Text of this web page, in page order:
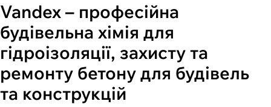
Зв’язатись
Vandex – професійна
будівельна хімія для
гідроізоляції, захисту та
ремонту бетону для будівель
та конструкцій
Заявка прийнята
Найближчим часом наш менеджер зв’яжеться з
вами за телефоном+380 92 923 94 92та на
надасть всю необхідну інформацію.
Ви підписались на оновлення!
Найближчим часом наш менеджер зв’яжеться з
вами за телефоном+380 92 923 94 92та на
надасть всю необхідну інформацію.
Вашу пошту успішно додано до
розсилки.
ПОВЕРНУТИСЬ